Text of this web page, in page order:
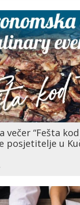
večer “Fešta
posjetitelje u